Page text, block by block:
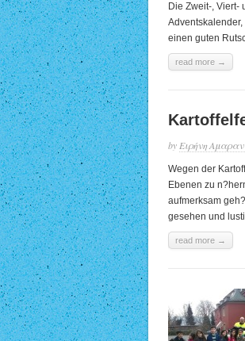
Die Zweit-, Viert-
einen guten
read more →
by Ειρήνη
Wegen der
Ebenen zu
aufmerksam
gesehen und
read more →